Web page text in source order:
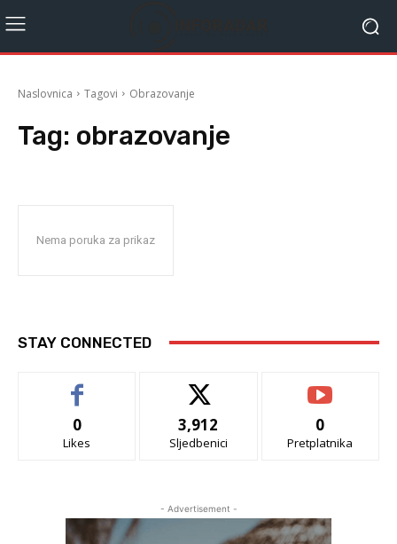
Naslovnica Tagovi Obrazovanje
Tag: obrazovanje
Nema poruka za prikaz
STAY CONNECTED
0
Likes
3,912
Sljedbenici
0
Pretplatnika
- Advertisement -